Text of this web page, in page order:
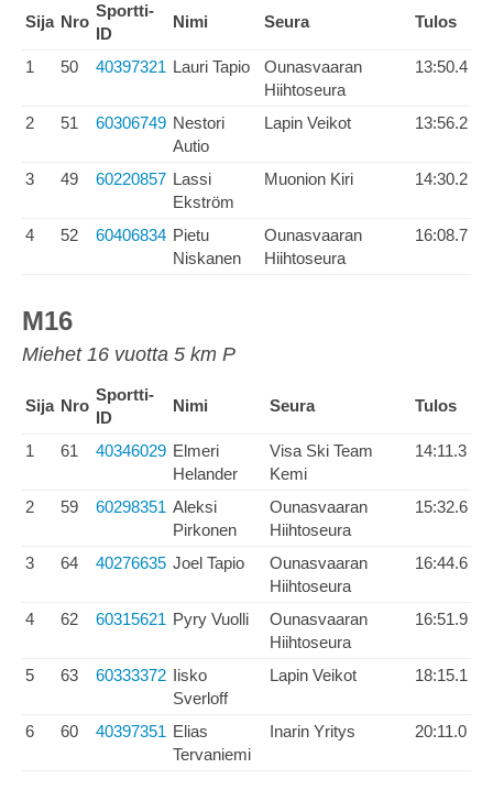
Sija Nro
Sportti-
ID
Nimi Seura Tulos
1 50 40397321 Lauri Tapio
Ounasvaaran
Hiihtoseura
13:50.4
2 51 60306749 Nestori
Autio
Lapin Veikot 13:56.2
3 49 60220857 Lassi
Ekström
Muonion Kiri 14:30.2
4 52 60406834 Pietu
Niskanen
Ounasvaaran
Hiihtoseura
16:08.7
M16
Miehet 16 vuotta 5 km P
Sija Nro
Sportti-
ID
Nimi Seura Tulos
1 61 40346029 Elmeri
Helander
Visa Ski Team
Kemi
14:11.3
2 59 60298351 Aleksi
Pirkonen
Ounasvaaran
Hiihtoseura
15:32.6
3 64 40276635 Joel Tapio
Ounasvaaran
Hiihtoseura
16:44.6
4 62 60315621 Pyry Vuolli
Ounasvaaran
Hiihtoseura
16:51.9
5 63 60333372 Iisko
Sverloff
Lapin Veikot 18:15.1
6 60 40397351 Elias
Tervaniemi
Inarin Yritys 20:11.0